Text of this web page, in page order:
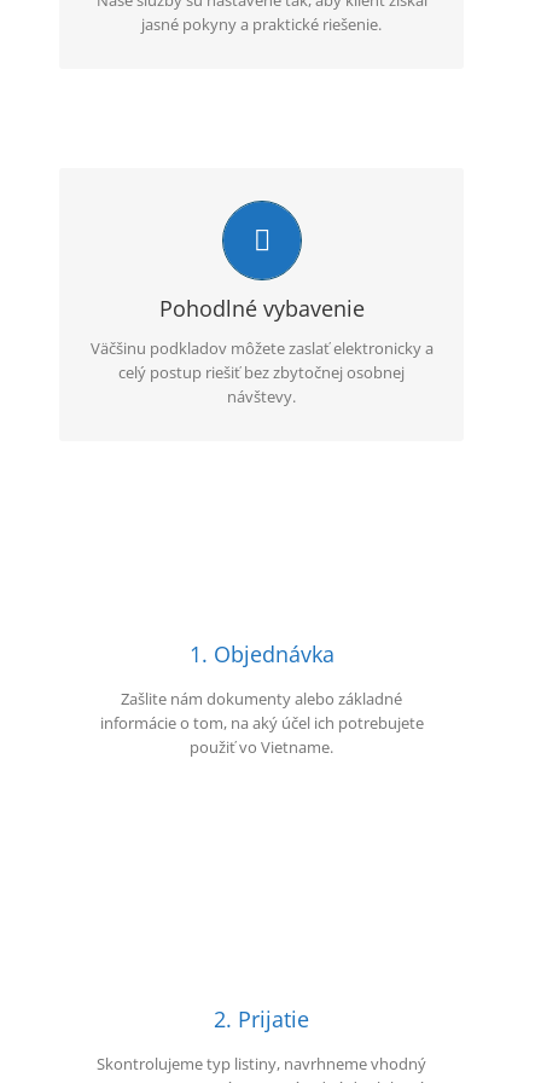
jasné pokyny a praktické riešenie.
Pohodlné vybavenie
Väčšinu podkladov môžete zaslať elektronicky a
celý postup riešiť bez zbytočnej osobnej
návštevy.
Online komunikácia
Komunikácia prebieha e-mailom alebo
telefonicky, pričom klient má jasné informácie o
ďalšom postupe.
1. Objednávka
Zašlite nám dokumenty alebo základné
informácie o tom, na aký účel ich potrebujete
použiť vo Vietname.
2. Prijatie
Skontrolujeme typ listiny, navrhneme vhodný